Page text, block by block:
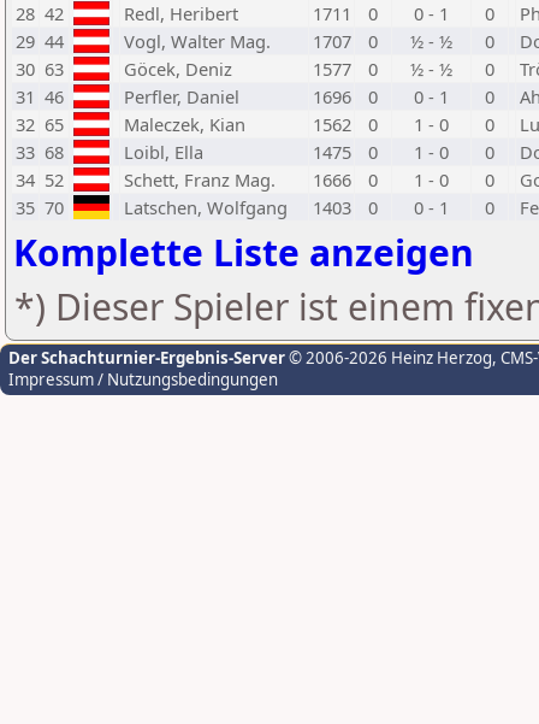
28 42 Redl, Heribert 1711 0 0 - 1 0
29 44 Vogl, Walter Mag. 1707 0 ½ - ½ 0
30 63 Göcek, Deniz 1577 0 ½ - ½ 0
31 46 Perfler, Daniel 1696 0 0 - 1 0
32 65 Maleczek, Kian 1562 0 1 - 0 0
33 68 Loibl, Ella 1475 0 1 - 0 0
34 52 Schett, Franz Mag. 1666 0 1 - 0 0
35 70 Latschen, Wolfgang 1403 0 0 - 1 0
Komplette Liste anzeigen
*) Dieser Spieler ist einem
Der Schachturnier-Ergebnis-Server© 2006-2026 Heinz Herzog,
Impressum / Nutzungsbedingungen